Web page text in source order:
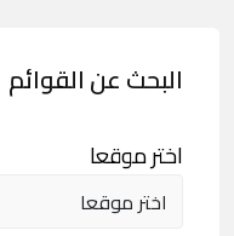
البحث عن القوائم
اختر موقعا